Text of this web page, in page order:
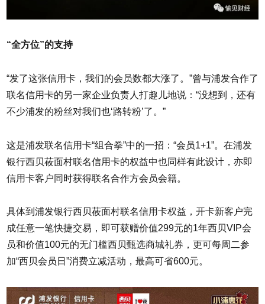
“全方位”的支持
“发了这张信用卡，我们的会员数都大涨了。”曾与浦发合作了
联名信用卡的另一家企业负责人打趣儿地说：“没想到，还有
不少浦发的粉丝对我们也‘路转粉’了。”
这是浦发联名信用卡“组合拳”中的一招：“会员1+1”。在浦发
银行西贝莜面村联名信用卡的权益中也同样有此设计，亦即
信用卡客户同时获得联名合作方会员会籍。
具体到浦发银行西贝莜面村联名信用卡权益，开卡新客户完
成任意一笔快捷交易，即可获赠价值299元的1年西贝VIP会
员和价值100元的无门槛西贝甄选商城礼券，更可每周二参
加“西贝会员日”消费立减活动，最高可省600元。